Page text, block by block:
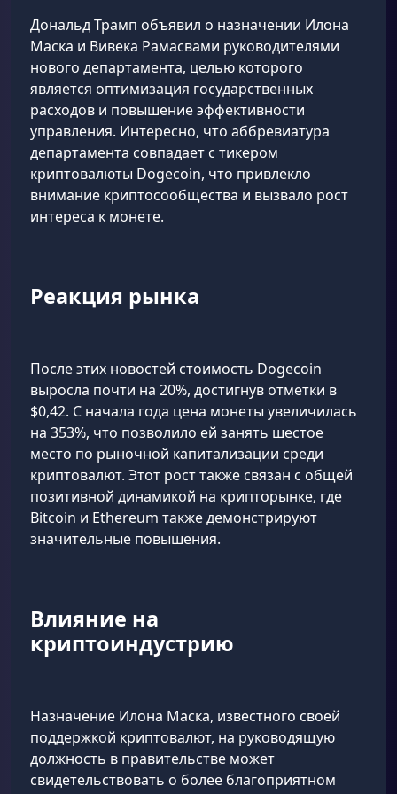
Дональд Трамп объявил о назначении Илона
Маска и Вивека Рамасвами руководителями
нового департамента, целью которого
является оптимизация государственных
расходов и повышение эффективности
управления. Интересно, что аббревиатура
департамента совпадает с тикером
криптовалюты Dogecoin, что привлекло
внимание криптосообщества и вызвало рост
интереса к монете.
Реакция рынка
После этих новостей стоимость Dogecoin
выросла почти на 20%, достигнув отметки в
$0,42. С начала года цена монеты увеличилась
на 353%, что позволило ей занять шестое
место по рыночной капитализации среди
криптовалют. Этот рост также связан с общей
позитивной динамикой на крипторынке, где
Bitcoin и Ethereum также демонстрируют
значительные повышения.
Влияние на
криптоиндустрию
Назначение Илона Маска, известного своей
поддержкой криптовалют, на руководящую
должность в правительстве может
свидетельствовать о более благоприятном